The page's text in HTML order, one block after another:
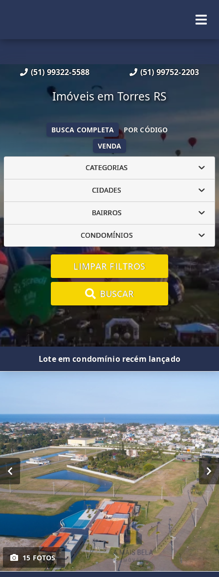
(51) 99322-5588 (51) 99752-2203
Imóveis em Torres RS
VENDA
BUSCA COMPLETA POR CÓDIGO
CATEGORIAS
CIDADES
BAIRROS
CONDOMÍNIOS
LIMPAR FILTROS
BUSCAR
Lote em condomínio recém lançado
15 FOTOS